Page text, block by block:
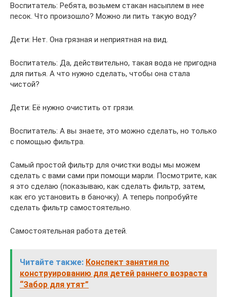
Воспитатель: Ребята, возьмем стакан насыплем в нее
песок. Что произошло? Можно ли пить такую воду?
Дети: Нет. Она грязная и неприятная на вид.
Воспитатель: Да, действительно, такая вода не пригодна
для питья. А что нужно сделать, чтобы она стала
чистой?
Дети: Её нужно очистить от грязи.
Воспитатель: А вы знаете, это можно сделать, но только
с помощью фильтра.
Самый простой фильтр для очистки воды мы можем
сделать с вами сами при помощи марли. Посмотрите, как
я это сделаю (показываю, как сделать фильтр, затем,
как его установить в баночку). А теперь попробуйте
сделать фильтр самостоятельно.
Самостоятельная работа детей.
Читайте также: Конспект занятия по
конструированию для детей раннего возраста
“Забор для утят”